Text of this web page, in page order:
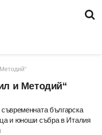
и Методий“
българска
и юноши събра в Италия